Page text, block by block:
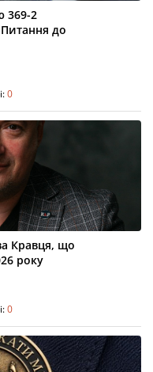
369-2
до
0
Кравця, що
року
0